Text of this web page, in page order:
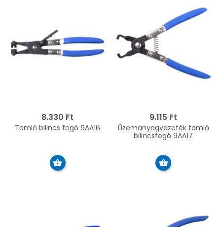
8.330 Ft
Tömlő bilincs fogó 9AA16
9.115 Ft
Üzemanyagvezeték tömlő
bilincsfogó 9AA17